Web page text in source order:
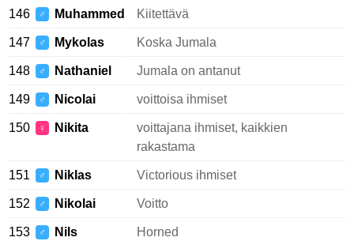
146 ♂ Muhammed Kiitettävä
147 ♂ Mykolas Koska Jumala
148 ♂ Nathaniel Jumala on antanut
149 ♂ Nicolai voittoisa ihmiset
150 ♀ Nikita
voittajana ihmiset, kaikkien
rakastama
151 ♂ Niklas Victorious ihmiset
152 ♂ Nikolai Voitto
153 ♂ Nils Horned